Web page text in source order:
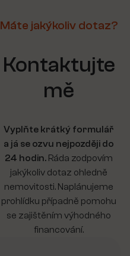
Máte jakýkoliv dotaz?
Kontaktujte
mě
Vyplňte krátký formulář
a já se ozvu nejpozději do
24 hodin. Ráda zodpovím
jakýkoliv dotaz ohledně
nemovitosti. Naplánujeme
prohlídku případně pomohu
se zajištěním výhodného
financování.